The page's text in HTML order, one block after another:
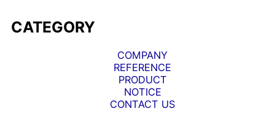
CATEGORY
COMPANY
REFERENCE
PRODUCT
NOTICE
CONTACT US